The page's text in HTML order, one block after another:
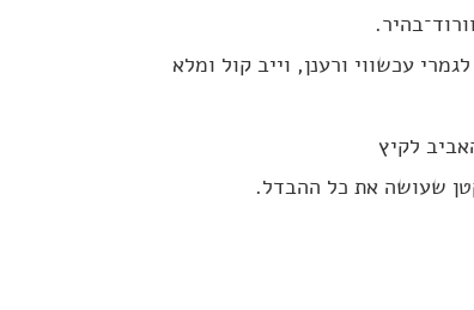
עכשווי ורענן, וייב קול ומלא
לקיץ
שעושה את כל ההבדל.